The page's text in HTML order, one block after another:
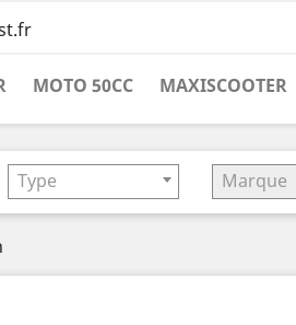
MOTO 50CC MAXISCOOTER
Type Marque